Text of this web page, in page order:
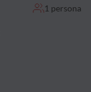
1 persona